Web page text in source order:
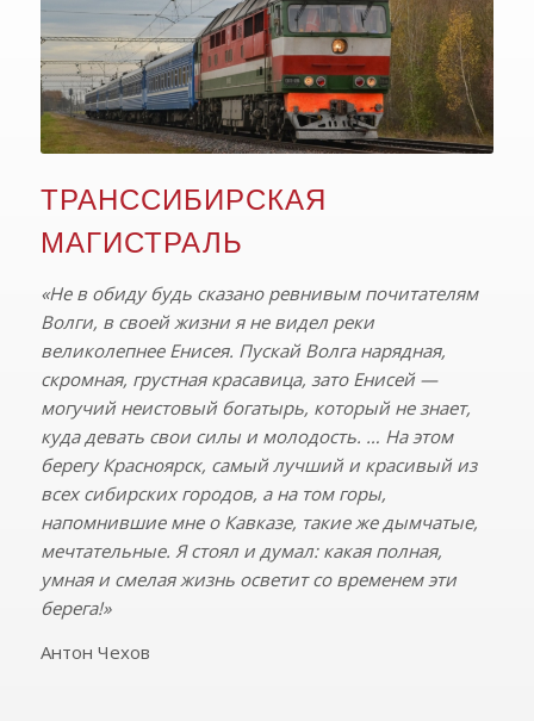
ТРАНССИБИРСКАЯ
МАГИСТРАЛЬ
«Не в обиду будь сказано ревнивым почитателям
Волги, в своей жизни я не видел реки
великолепнее Енисея. Пускай Волга нарядная,
скромная, грустная красавица, зато Енисей —
могучий неистовый богатырь, который не знает,
куда девать свои силы и молодость. … На этом
берегу Красноярск, самый лучший и красивый из
всех сибирских городов, а на том горы,
напомнившие мне о Кавказе, такие же дымчатые,
мечтательные. Я стоял и думал: какая полная,
умная и смелая жизнь осветит со временем эти
берега!»
Антон Чехов